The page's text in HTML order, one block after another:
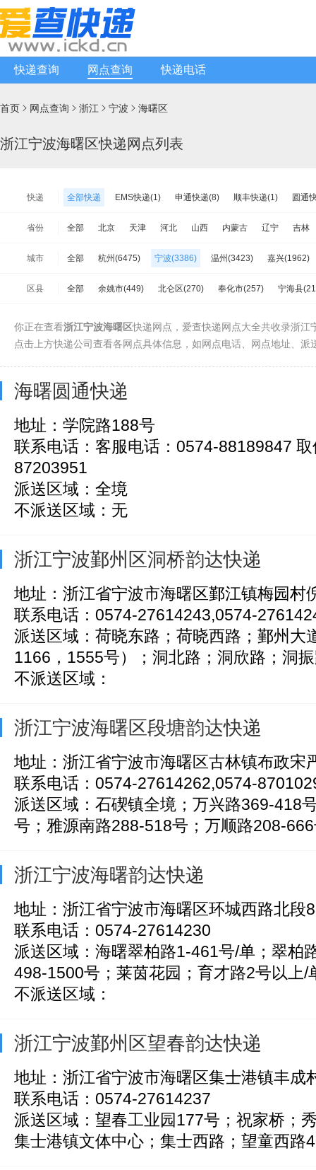
快递查询 网点查询 快递电话
首页  网点查询  浙江  宁波  海曙区
浙江宁波海曙区快递网点列表
快递 全部快递 EMS快递(1) 申通快递(8) 顺丰快递(1) 圆通
增益快递(2) 安能物流(20) 苏宁快递(1) 全一快递(1)
百世快运(12) 佳吉快运(4) 亚风快递(1) 佳怡物流(1)
省份 全部 北京 天津 河北 山西 内蒙古 辽宁 吉林
福建 江西
贵州 云南
台湾省 香港 澳门
城市 全部 杭州(6475) 宁波(3386) 温州(3423) 嘉兴(1962)
区县
全部 余姚市(449) 北仑区(270) 奉化市(257) 宁海县
镇海区(221)
你正在查看浙江宁波海曙区快递网点，爱查快递网点大全共收录浙江
点击上方快递公司查看各网点具体信息，如网点电话、网点地址、派
海曙圆通快递
地址：学院路188号
联系电话：客服电话：0574-88189847
87203951
派送区域：全境
不派送区域：无
浙江宁波鄞州区洞桥韵达快递
地址：浙江省宁波市海曙区鄞江镇梅园村
联系电话：0574-27614243,0574-
派送区域：荷晓东路；荷晓西路；鄞州大
1166，1555号）；洞北路；洞欣路；洞
不派送区域：
浙江宁波海曙区段塘韵达快递
地址：浙江省宁波市海曙区古林镇布政宋
联系电话：0574-27614262,0574-
派送区域：石碶镇全境；万兴路369-418
号；雅源南路288-518号；万顺路208-
浙江宁波海曙韵达快递
地址：浙江省宁波市海曙区环城西路北段
联系电话：0574-27614230
派送区域：海曙翠柏路1-461号/单；翠柏
498-1500号；莱茵花园；育才路2号以上/
不派送区域：
浙江宁波鄞州区望春韵达快递
地址：浙江省宁波市海曙区集士港镇丰成
联系电话：0574-27614237
派送区域：望春工业园177号；祝家桥；
集士港镇文体中心；集士西路；望童西路